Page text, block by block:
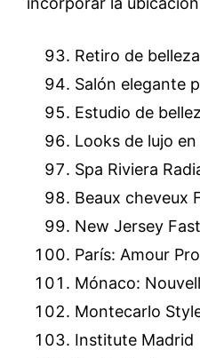
Retiro de
Salón elegante
Estudio de
Looks de lujo
Spa Riviera
Beaux cheveux
New Jersey
París: Amour
Mónaco:
Montecarlo
Institute Madrid